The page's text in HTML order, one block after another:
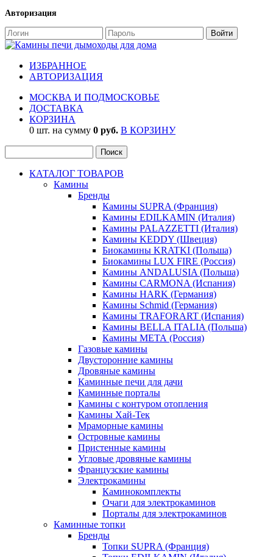
Авторизация
ИЗБРАННОЕ
АВТОРИЗАЦИЯ
МОСКВА И ПОДМОСКОВЬЕ
ДОСТАВКА
КОРЗИНА
0 шт. на сумму 0 руб. В КОРЗИНУ
КАТАЛОГ ТОВАРОВ
Камины
Бренды
Камины SUPRA (Франция)
Камины EDILKAMIN (Италия)
Камины PALAZZETTI (Италия)
Камины KEDDY (Швеция)
Биокамины KRATKI (Польша)
Биокамины LUX FIRE (Россия)
Камины ANDALUSIA (Польша)
Камины CARMONA (Испания)
Камины HARK (Германия)
Камины Schmid (Германия)
Камины TRAFORART (Испания)
Камины BELLA ITALIA (Польша)
Камины МЕТА (Россия)
Газовые камины
Двусторонние камины
Дровяные камины
Каминные печи для дачи
Каминные порталы
Камины с контуром отопления
Камины Хай-Тек
Мраморные камины
Островные камины
Пристенные камины
Угловые дровяные камины
Французские камины
Электрокамины
Каминокомплекты
Очаги для электрокаминов
Порталы для электрокаминов
Каминные топки
Бренды
Топки SUPRA (Франция)